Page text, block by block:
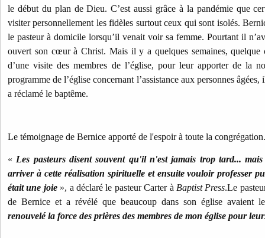
le début du plan de Dieu. C’est aussi grâce à la pandémie que
visiter personnellement les fidèles surtout ceux qui sont isolés.
le pasteur à domicile lorsqu’il venait voir sa femme. Pourtant il
ouvert son cœur à Christ. Mais il y a quelques semaines, quelque
d’une visite des membres de l’église, pour leur apporter de la
programme de l’église concernant l’assistance aux personnes
a réclamé le baptême.
Le témoignage de Bernice apporté de l'espoir à toute la congrégation.
« Les pasteurs disent souvent qu'il n'est jamais trop tard...
arriver à cette réalisation spirituelle et ensuite vouloir professer
était une joie », a déclaré le pasteur Carter à Baptist Press.Le
de Bernice et a révélé que beaucoup dans son église avaient
renouvelé la force des prières des membres de mon église pour